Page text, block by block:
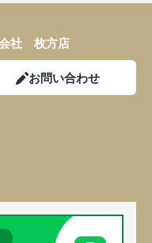
会社 枚方店
お問い合わせ